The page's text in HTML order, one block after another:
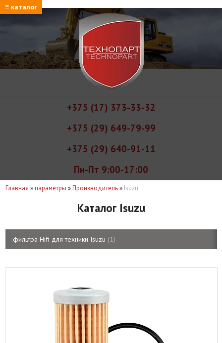
≡ каталог
+375 (17) 373-33-32
+375 (29) 649-79-99
+375 (29) 640-91-11
Пн-Пт 9:00-17:00
Главная »параметры »Производитель» Isuzu
Каталог Isuzu
фильтра Hifi для техники Isuzu 1